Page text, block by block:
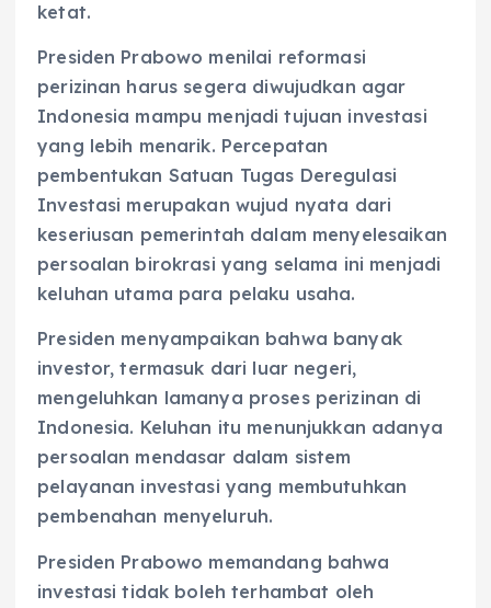
ketat.
Presiden Prabowo menilai reformasi
perizinan harus segera diwujudkan agar
Indonesia mampu menjadi tujuan investasi
yang lebih menarik. Percepatan
pembentukan Satuan Tugas Deregulasi
Investasi merupakan wujud nyata dari
keseriusan pemerintah dalam menyelesaikan
persoalan birokrasi yang selama ini menjadi
keluhan utama para pelaku usaha.
Presiden menyampaikan bahwa banyak
investor, termasuk dari luar negeri,
mengeluhkan lamanya proses perizinan di
Indonesia. Keluhan itu menunjukkan adanya
persoalan mendasar dalam sistem
pelayanan investasi yang membutuhkan
pembenahan menyeluruh.
Presiden Prabowo memandang bahwa
investasi tidak boleh terhambat oleh